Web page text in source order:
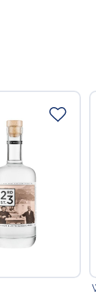
Third Street
unter 18